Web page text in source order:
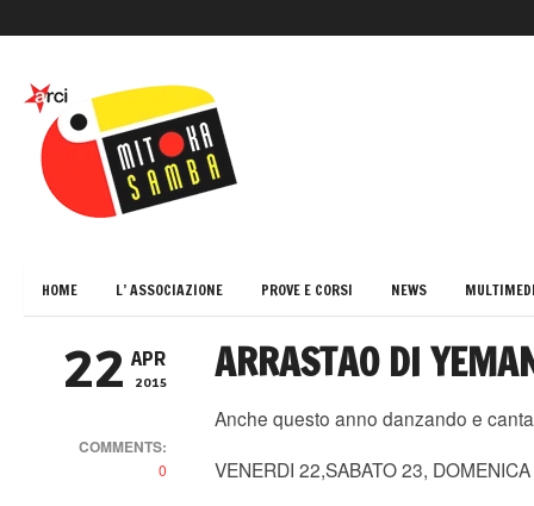
HOME L’ ASSOCIAZIONE PROVE E CORSI NEWS
22 APR
2015
COMMENTS:
0
ARRASTAO DI
Anche questo anno danzando e
VENERDI 22,SABATO 23,